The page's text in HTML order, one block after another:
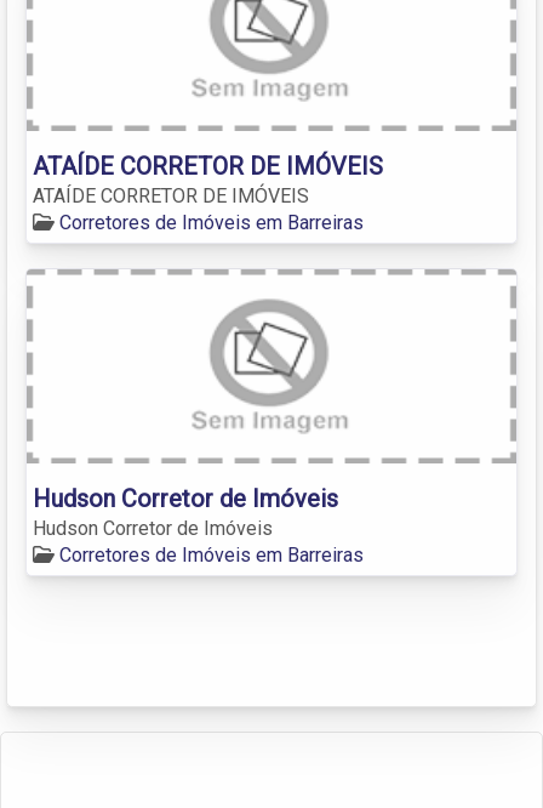
ATAÍDE CORRETOR DE IMÓVEIS
ATAÍDE CORRETOR DE IMÓVEIS
Corretores de Imóveis em Barreiras
Hudson Corretor de Imóveis
Hudson Corretor de Imóveis
Corretores de Imóveis em Barreiras